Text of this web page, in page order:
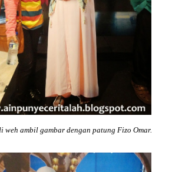
weh ambil gambar dengan patung Fizo Omar.